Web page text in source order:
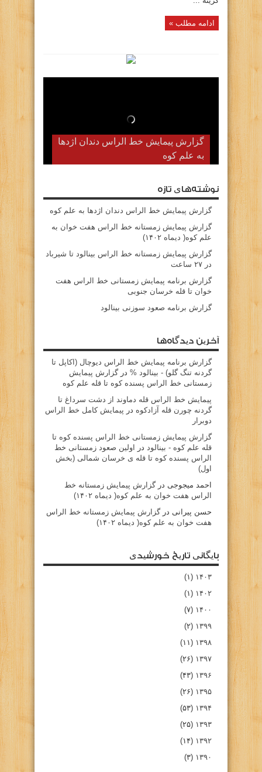
ادامه مطلب »
گزارش پیمایش خط الراس دندان اژدها
به علم کوه
گزارش پیمایش زمستانه خط الراس
هفت خوان به علم کوه( دیماه ۱۴۰۲)
نوشته‌های تازه
گزارش پیمایش خط الراس دندان اژدها به علم کوه
گزارش پیمایش زمستانه خط الراس هفت خوان به
علم کوه( دیماه ۱۴۰۲)
گزارش پیمایش زمستانه خط الراس بینالود تا شیرباد
در ۲۷ ساعت
گزارش برنامه پیمایش زمستانی خط الراس هفت
خوان تا قله خرسان جنوبی
گزارش برنامه صعود سوزنی بینالود
آخرین دیدگاه‌ها
گزارش برنامه پيمايش خط الراس ديوچال (اكاپل تا
گردنه تنگ گلو) - بينالود % درگزارش پیمایش
زمستانی خط الراس پسنده کوه تا قله علم کوه
پيمايش خط الراس قله دماوند از دشت سرداغ تا
گردنه چورن قله آزادكوه در پیمایش کامل خط الراس
دوبرار
گزارش پیمایش زمستانی خط الراس پسنده کوه تا
قله علم کوه - بينالود در
اولین صعود زمستانی خط
الراس پسنده کوه تا قله ی خرسان شمالی (بخش
اول)
احمد میجوجی درگزارش پیمایش زمستانه خط
الراس هفت خوان به علم کوه( دیماه ۱۴۰۲)
حسن پیرانی درگزارش پیمایش زمستانه خط الراس
هفت خوان به علم کوه( دیماه ۱۴۰۲)
بایگانی تاریخ خورشیدی
۱۴۰۳ (۱)
۱۴۰۲ (۱)
۱۴۰۰ (۷)
۱۳۹۹ (۲)
۱۳۹۸ (۱۱)
۱۳۹۷ (۲۶)
۱۳۹۶ (۴۳)
۱۳۹۵ (۲۶)
۱۳۹۴ (۵۳)
۱۳۹۳ (۲۵)
۱۳۹۲ (۱۴)
۱۳۹۰ (۳)